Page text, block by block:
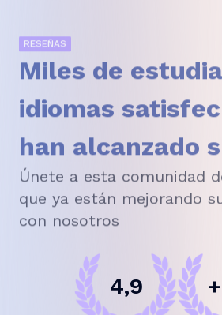
RESEÑAS
Miles de
idiomas
han alcanzado
Únete a esta comunidad
que ya están mejorando
con nosotros
4,9